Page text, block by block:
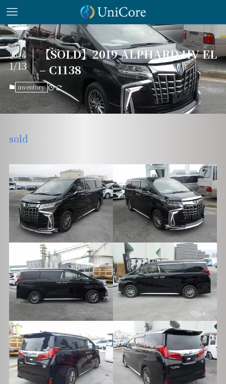
【SOLD】2019 ALPHARD HV EL
– C1138
2026
1/13
inventory
sold